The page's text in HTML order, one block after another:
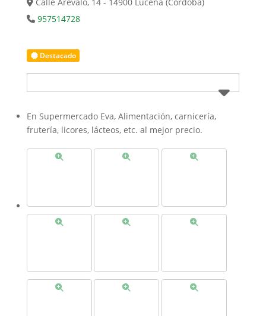
957514728
Destacado
En Supermercado Eva, Alimentación, carnicería,
frutería, licores, lácteos, etc. al mejor precio.